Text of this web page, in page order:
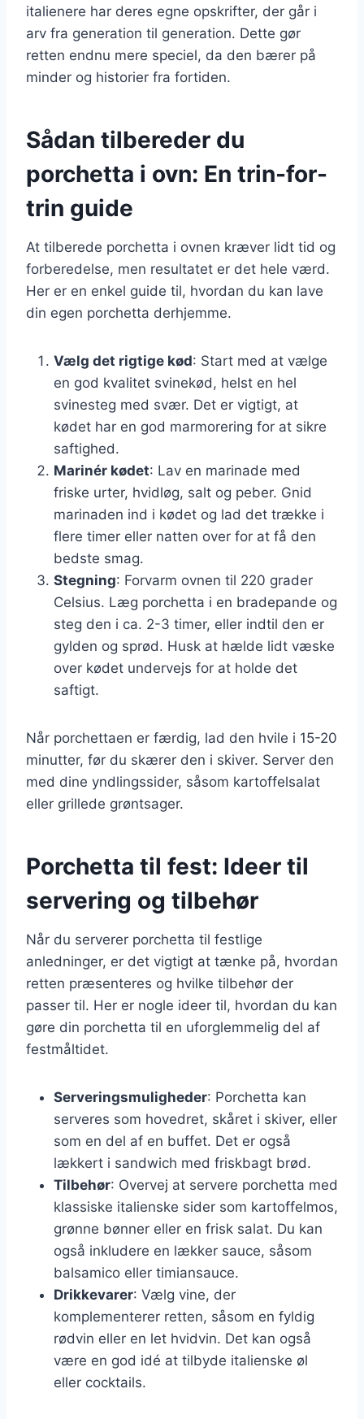
italienere har deres egne opskrifter, der går i
arv fra generation til generation. Dette gør
retten endnu mere speciel, da den bærer på
minder og historier fra fortiden.
Sådan tilbereder du
porchetta i ovn: En trin-for-
trin guide
At tilberede porchetta i ovnen kræver lidt tid og
forberedelse, men resultatet er det hele værd.
Her er en enkel guide til, hvordan du kan lave
din egen porchetta derhjemme.
Vælg det rigtige kød: Start med at vælge
en god kvalitet svinekød, helst en hel
svinesteg med svær. Det er vigtigt, at
kødet har en god marmorering for at sikre
saftighed.
Marinér kødet: Lav en marinade med
friske urter, hvidløg, salt og peber. Gnid
marinaden ind i kødet og lad det trække i
flere timer eller natten over for at få den
bedste smag.
Stegning: Forvarm ovnen til 220 grader
Celsius. Læg porchetta i en bradepande og
steg den i ca. 2-3 timer, eller indtil den er
gylden og sprød. Husk at hælde lidt væske
over kødet undervejs for at holde det
saftigt.
Når porchettaen er færdig, lad den hvile i 15-20
minutter, før du skærer den i skiver. Server den
med dine yndlingssider, såsom kartoffelsalat
eller grillede grøntsager.
Porchetta til fest: Ideer til
servering og tilbehør
Når du serverer porchetta til festlige
anledninger, er det vigtigt at tænke på, hvordan
retten præsenteres og hvilke tilbehør der
passer til. Her er nogle ideer til, hvordan du kan
gøre din porchetta til en uforglemmelig del af
festmåltidet.
Serveringsmuligheder: Porchetta kan
serveres som hovedret, skåret i skiver, eller
som en del af en buffet. Det er også
lækkert i sandwich med friskbagt brød.
Tilbehør: Overvej at servere porchetta med
klassiske italienske sider som kartoffelmos,
grønne bønner eller en frisk salat. Du kan
også inkludere en lækker sauce, såsom
balsamico eller timiansauce.
Drikkevarer: Vælg vine, der
komplementerer retten, såsom en fyldig
rødvin eller en let hvidvin. Det kan også
være en god idé at tilbyde italienske øl
eller cocktails.